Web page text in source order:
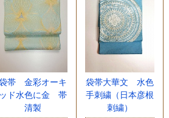
帯 金彩オーキ
ッド水色に金 帯
清製
袋帯大華文 水色
手刺繍（日本彦根
刺繍）